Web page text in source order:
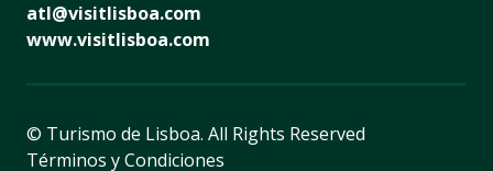
atl@visitlisboa.com
www.visitlisboa.com
© Turismo de Lisboa. All Rights Reserved
Términos y Condiciones